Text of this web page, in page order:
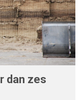
dan zes